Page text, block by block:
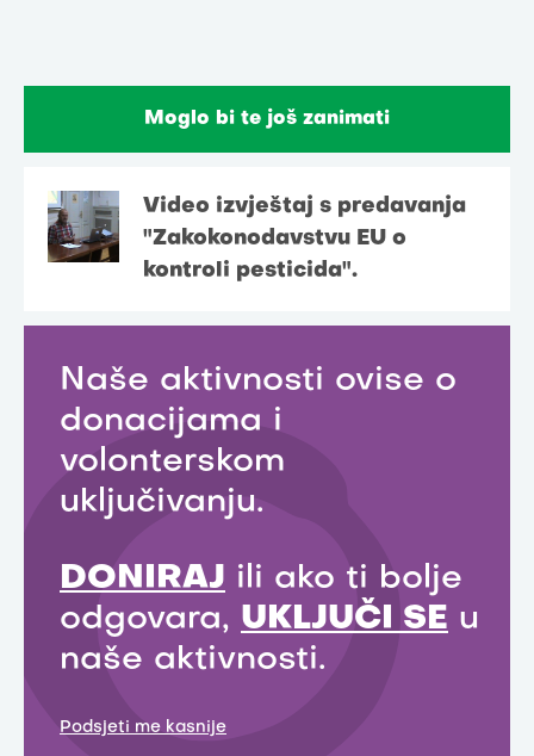
Moglo bi te još zanimati
Video izvještaj s predavanja
"Zakokonodavstvu EU o
kontroli pesticida".
Naše aktivnosti ovise o
donacijama i
volonterskom
uključivanju.
DONIRAJ ili ako ti bolje
odgovara, UKLJUČI SE u
naše aktivnosti.
Podsjeti me kasnije